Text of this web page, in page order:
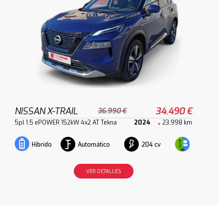
NISSAN X-TRAIL 36.990 € 34.490 €
5pl 1.5 ePOWER 152kW 4x2 AT Tekna 2024 23.998 km
Híbrido Automático 204 cv
VER DETALLES